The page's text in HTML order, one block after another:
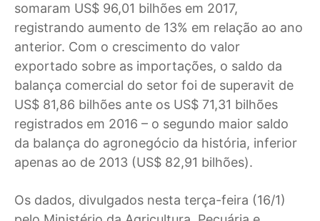
somaram US$ 96,01 bilhões em 2017,
registrando aumento de 13% em relação ao ano
anterior. Com o crescimento do valor
exportado sobre as importações, o saldo da
balança comercial do setor foi de superavit de
US$ 81,86 bilhões ante os US$ 71,31 bilhões
registrados em 2016 – o segundo maior saldo
da balança do agronegócio da história, inferior
apenas ao de 2013 (US$ 82,91 bilhões).
Os dados, divulgados nesta terça-feira (16/1)